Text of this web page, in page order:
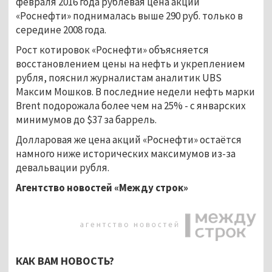
«Роснефти» поднималась выше 290 руб. только в
середине 2008 года.
Рост котировок «Роснефти» объясняется
восстановлением цены на нефть и укреплением
рубля, пояснил журналистам аналитик UBS
Максим Мошков. В последние недели нефть марки
Brent подорожала более чем на 25% - с январских
минимумов до $37 за баррель.
Долларовая же цена акций «Роснефти» остаётся
намного ниже исторических максимумов из-за
девальвации рубля.
Агентство новостей «Между строк»
КАК ВАМ НОВОСТЬ?